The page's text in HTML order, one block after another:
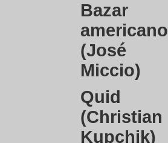
Bazar
americano
(José
Miccio)
Quid
(Christian
Kupchik)